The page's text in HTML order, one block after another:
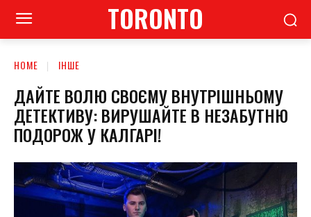
TORONTO
HOME ІНШЕ
ДАЙТЕ ВОЛЮ СВОЄМУ ВНУТРІШНЬОМУ
ДЕТЕКТИВУ: ВИРУШАЙТЕ В НЕЗАБУТНЮ
ПОДОРОЖ У КАЛГАРІ!